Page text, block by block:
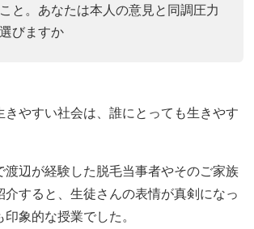
と。あなたは本人の意見と同調圧力
びますか
きやすい社会は、誰にとっても生きやす
渡辺が経験した脱毛当事者やそのご家族
介すると、生徒さんの表情が真剣になっ
象的な授業でした。